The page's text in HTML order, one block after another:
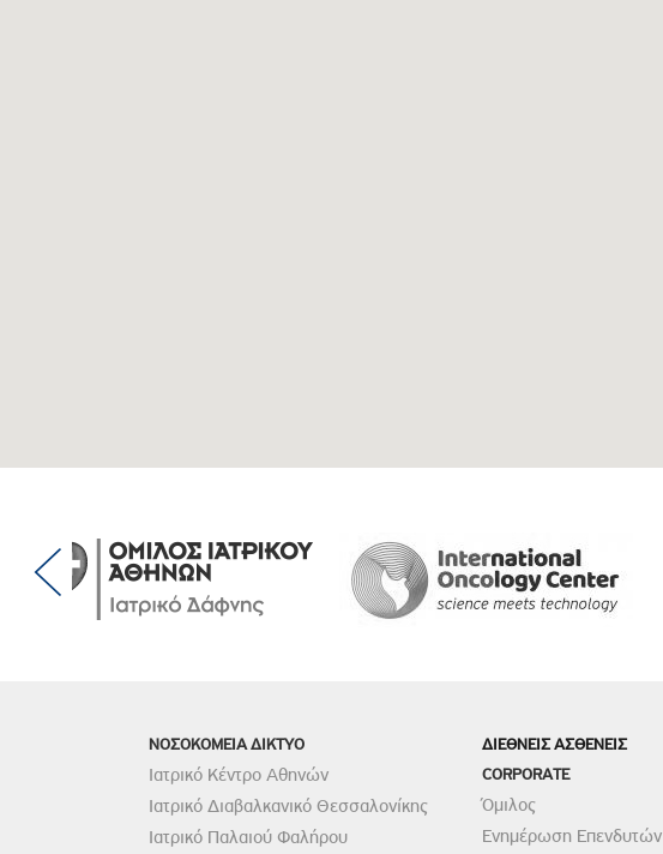
ΝΟΣΟΚΟΜΕΙΑ ΔΙΚΤΥΟ
Ιατρικό Κέντρο Αθηνών
Ιατρικό Διαβαλκανικό Θεσσαλονίκης
Ιατρικό Παλαιού Φαλήρου
ΔΙΕΘΝΕΙΣ ΑΣΘΕΝΕΙΣ
CORPORATE
Όμιλος
Ενημέρωση Επενδυτών